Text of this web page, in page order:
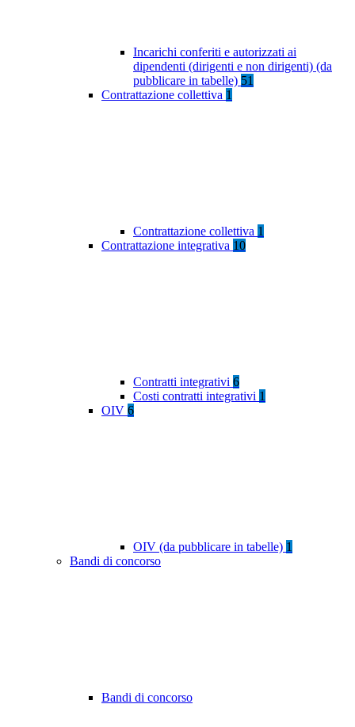
Incarichi conferiti e autorizzati ai
dipendenti (dirigenti e non dirigenti) (da
pubblicare in tabelle) 51
Contrattazione collettiva 1
Contrattazione collettiva 1
Contrattazione integrativa 10
Contratti integrativi 6
Costi contratti integrativi 1
OIV 6
OIV (da pubblicare in tabelle) 1
Bandi di concorso
Bandi di concorso